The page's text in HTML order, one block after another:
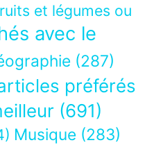
et légumes ou
avec le
(287)
préférés
(691)
Musique (283)